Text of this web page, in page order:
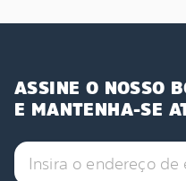
ASSINE O NOSSO
E MANTENHA-SE